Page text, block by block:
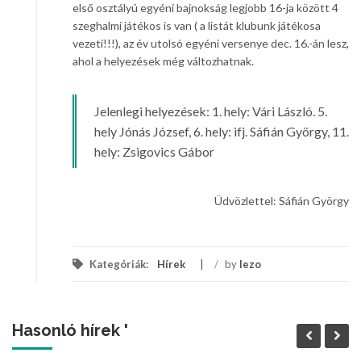
első osztályú egyéni bajnokság legjobb 16-ja között 4
szeghalmi játékos is van ( a listát klubunk játékosa
vezeti!!!), az év utolsó egyéni versenye dec. 16.-án lesz,
ahol a helyezések még változhatnak.
Jelenlegi helyezések: 1. hely: Vári László. 5.
hely Jónás József, 6. hely: ifj. Sáfián György, 11.
hely: Zsigovics Gábor
Üdvözlettel: Sáfián György
Kategóriák: Hírek / by lezo
Hasonló hírek '